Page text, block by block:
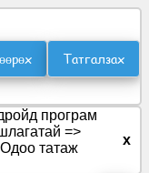
Татгалзах
програм
=>
Одоо татаж
x